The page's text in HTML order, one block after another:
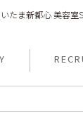
たま新都心 美容